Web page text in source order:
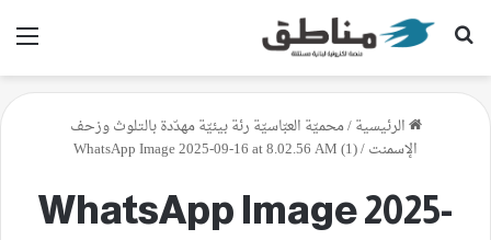
بحث عن
الرئيسية/محميّة العبّاسيّة رئة بيئيّة مهدّدة بالتلوث وزحف
الإسمنت/
WhatsApp Image 2025-09-16 at 8.02.56 AM (1)
WhatsApp Image 2025-